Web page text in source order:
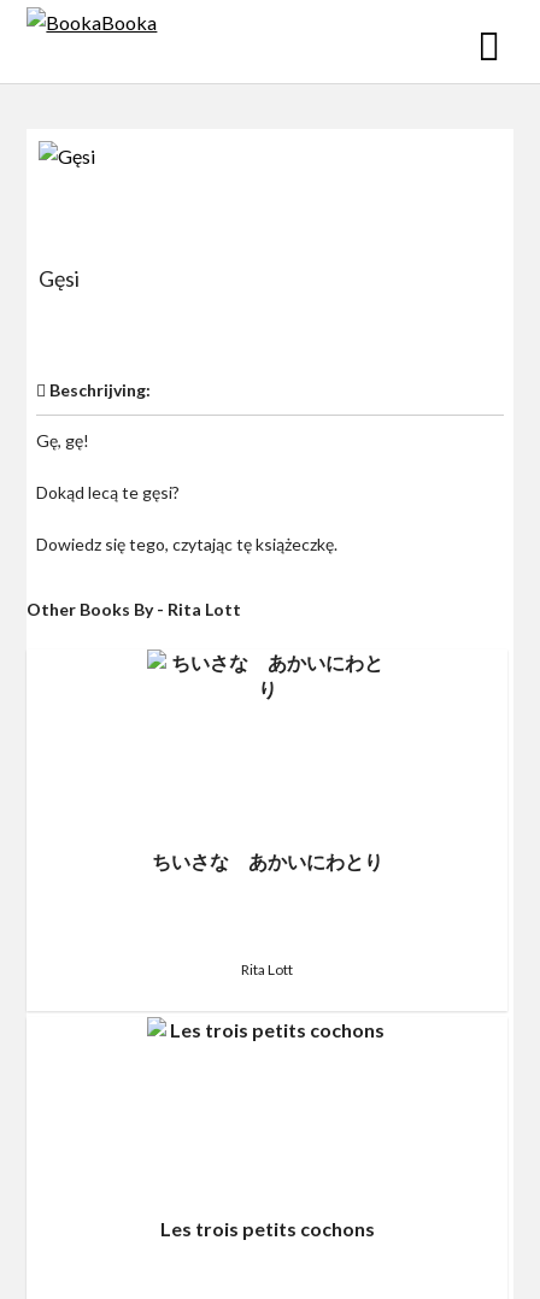
Skip
Gęsi
Beschrijving:
Gę, gę!
Dokąd lecą te gęsi?
Dowiedz się tego, czytając tę książeczkę.
Other Books By - Rita Lott
ちいさな あかいにわとり
Rita Lott
Les trois petits cochons